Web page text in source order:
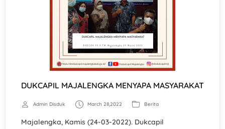
DUKCAPIL MAJALENGKA MENYAPA MASYARAKAT
Admin Disduk March 28,2022 Berita
Majalengka, Kamis (24-03-2022). Dukcapil